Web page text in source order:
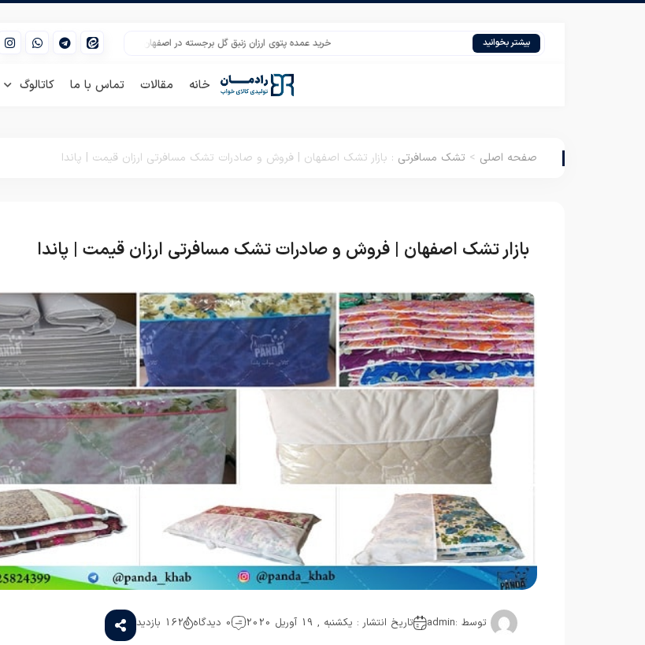
بیشتر بخوانید خرید عمده پتوی ارزان زنبق گل برجسته در اصفهان مرکز فروش تشک مهمان ژینورا مدل پرسان
خانه مقالات تماس با ما کاتالوگ
صفحه اصلی > تشک مسافرتی : بازار تشک اصفهان | فروش و صادرات تشک مسافرتی ارزان قیمت | پاندا
بازار تشک اصفهان | فروش و صادرات تشک مسافرتی ارزان قیمت | پاندا
توسط :admin تاریخ انتشار : یکشنبه , 19 آوریل 2020 0 دیدگاه 162 بازدید